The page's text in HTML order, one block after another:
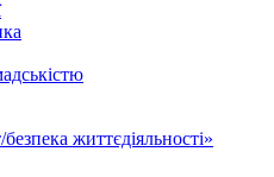
життєдіяльності»